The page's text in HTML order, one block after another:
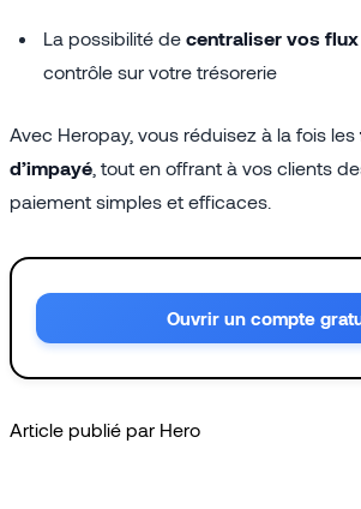
La possibilité de centraliser vos flux
contrôle sur votre trésorerie
Avec Heropay, vous réduisez à la fois les
d’impayé , tout en offrant à vos clients
paiement simples et efficaces.
Ouvrir un compte
Article publié par Hero